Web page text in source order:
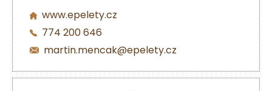
www.epelety.cz
774 200 646
martin.mencak@epelety.cz